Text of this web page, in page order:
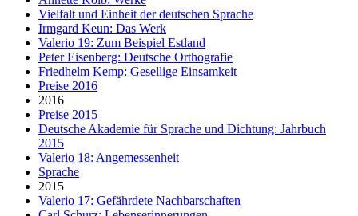
Vielfalt und Einheit der deutschen Sprache
Irmgard Keun: Das Werk
Valerio 19: Zum Beispiel Estland
Peter Eisenberg: Deutsche Orthografie
Friedhelm Kemp: Gesellige Einsamkeit
Preise 2016
2016
Preise 2015
Deutsche Akademie für Sprache und Dichtung: Jahrbuch
2015
Valerio 18: Angemessenheit
Sprache
2015
Valerio 17: Gefährdete Nachbarschaften